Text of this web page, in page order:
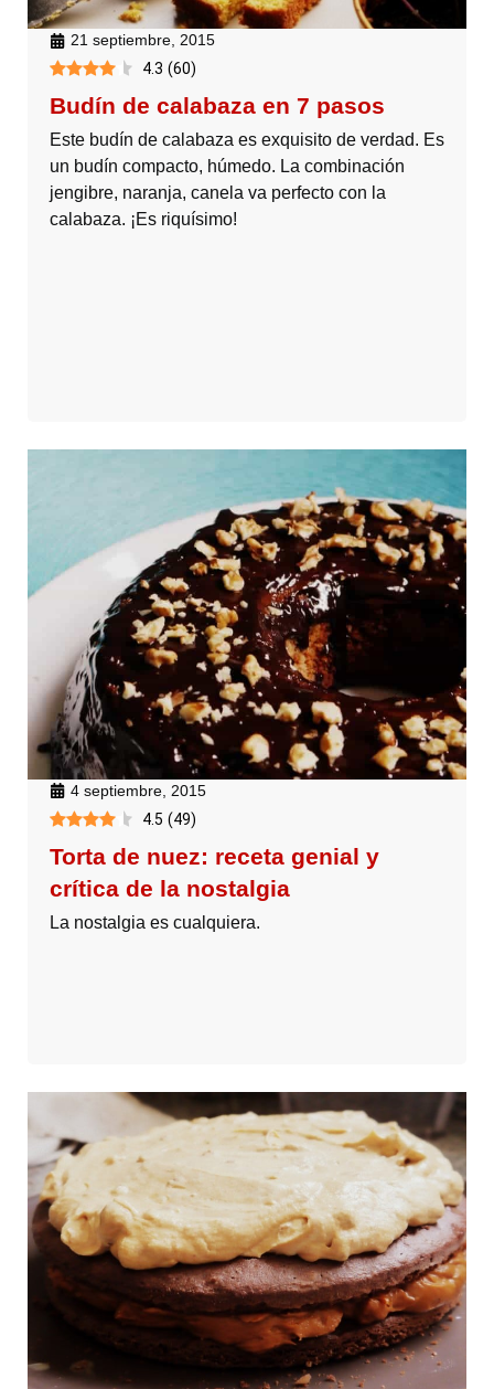
21 septiembre, 2015
4.3 (60)
Budín de calabaza en 7 pasos
Este budín de calabaza es exquisito de verdad. Es
un budín compacto, húmedo. La combinación
jengibre, naranja, canela va perfecto con la
calabaza. ¡Es riquísimo!
4 septiembre, 2015
4.5 (49)
Torta de nuez: receta genial y
crítica de la nostalgia
La nostalgia es cualquiera.